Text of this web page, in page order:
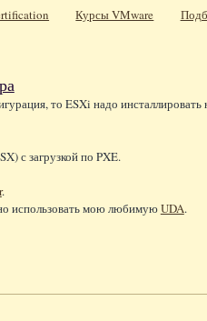
Курсы VMware
то ESXi надо инсталлировать
с загрузкой по PXE.
.
использовать мою любимуюUDA.